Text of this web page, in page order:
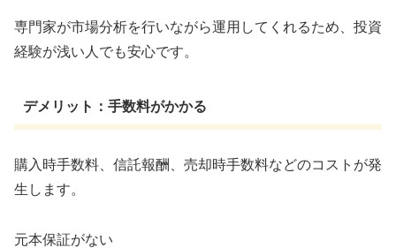
専門家が市場分析を行いながら運用してくれるため、投資
経験が浅い人でも安心です。
デメリット：手数料がかかる
購入時手数料、信託報酬、売却時手数料などのコストが発
生します。
元本保証がない